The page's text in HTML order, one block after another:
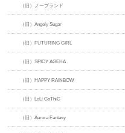
（旧）ノーブランド
（旧）Angely Sugar
（旧）FUTURING GIRL
（旧）SPICY AGEHA
（旧）HAPPY RAINBOW
（旧）LoLi GoThiC
（旧）Aurora Fantasy